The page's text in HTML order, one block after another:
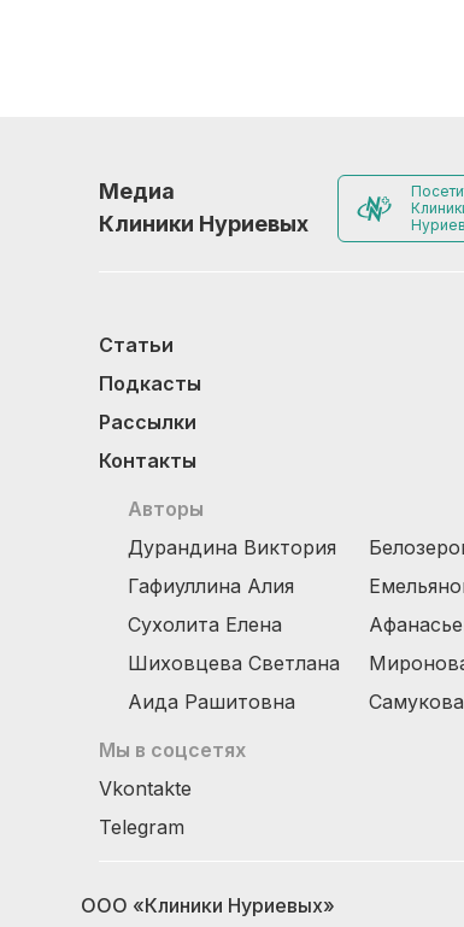
Медиа
Клиники Нуриевых
Статьи
Подкасты
Рассылки
Контакты
Авторы
Дурандина Виктория
Гафиуллина Алия
Сухолита Елена
Шиховцева Светлана
Аида Рашитовна
Мы в соцсетях
Vkontakte
Telegram
ООО «Клиники Нуриевых»